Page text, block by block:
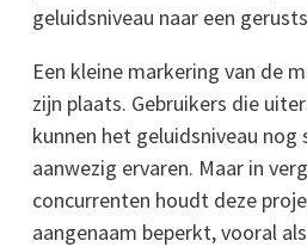
geluidsniveau naar een
Een kleine markering van de
zijn plaats. Gebruikers die
kunnen het geluidsniveau nog
aanwezig ervaren. Maar in
concurrenten houdt deze
aangenaam beperkt, vooral